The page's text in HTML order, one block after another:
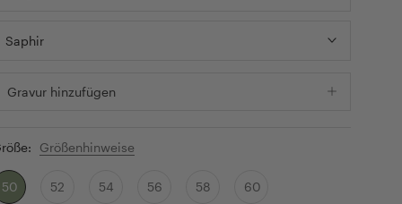
Saphir
Gravur hinzufügen
Größenhinweise
50 52 54 56 58 60